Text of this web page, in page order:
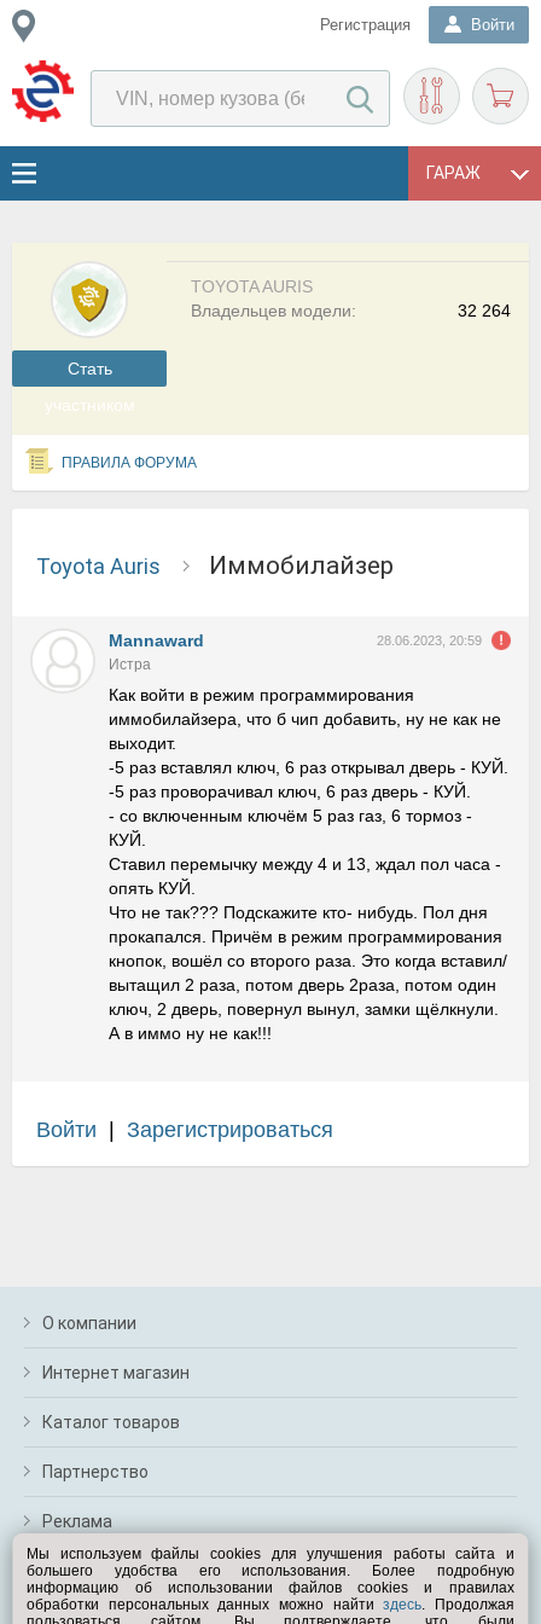
Регистрация Войти
ГАРАЖ
Cтать
участником
TOYOTA AURIS
32 264
Владельцев модели:
ПРАВИЛА ФОРУМА
Toyota Auris Иммобилайзер
Mannaward 28.06.2023, 20:59
Истра
Как войти в режим программирования
иммобилайзера, что б чип добавить, ну не как не
выходит.
-5 раз вставлял ключ, 6 раз открывал дверь - КУЙ.
-5 раз проворачивал ключ, 6 раз дверь - КУЙ.
- со включенным ключём 5 раз газ, 6 тормоз -
КУЙ.
Ставил перемычку между 4 и 13, ждал пол часа -
опять КУЙ.
Что не так??? Подскажите кто- нибудь. Пол дня
прокапался. Причём в режим программирования
кнопок, вошёл со второго раза. Это когда вставил/
вытащил 2 раза, потом дверь 2раза, потом один
ключ, 2 дверь, повернул вынул, замки щёлкнули.
А в иммо ну не как!!!
Войти Зарегистрироваться
О компании
Интернет магазин
Каталог товаров
Партнерство
Реклама
Перейти на полную версию
Мы используем файлы cookies для улучшения работы сайта и
большего удобства его использования. Более подробную
информацию об использовании файлов cookies и правилах
обработки персональных данных можно найтиздесь. Продолжая